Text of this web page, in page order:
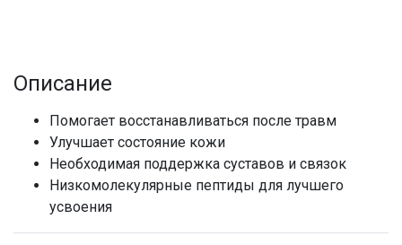
Описание
Помогает восстанавливаться после травм
Улучшает состояние кожи
Необходимая поддержка суставов и связок
Низкомолекулярные пептиды для лучшего
усвоения